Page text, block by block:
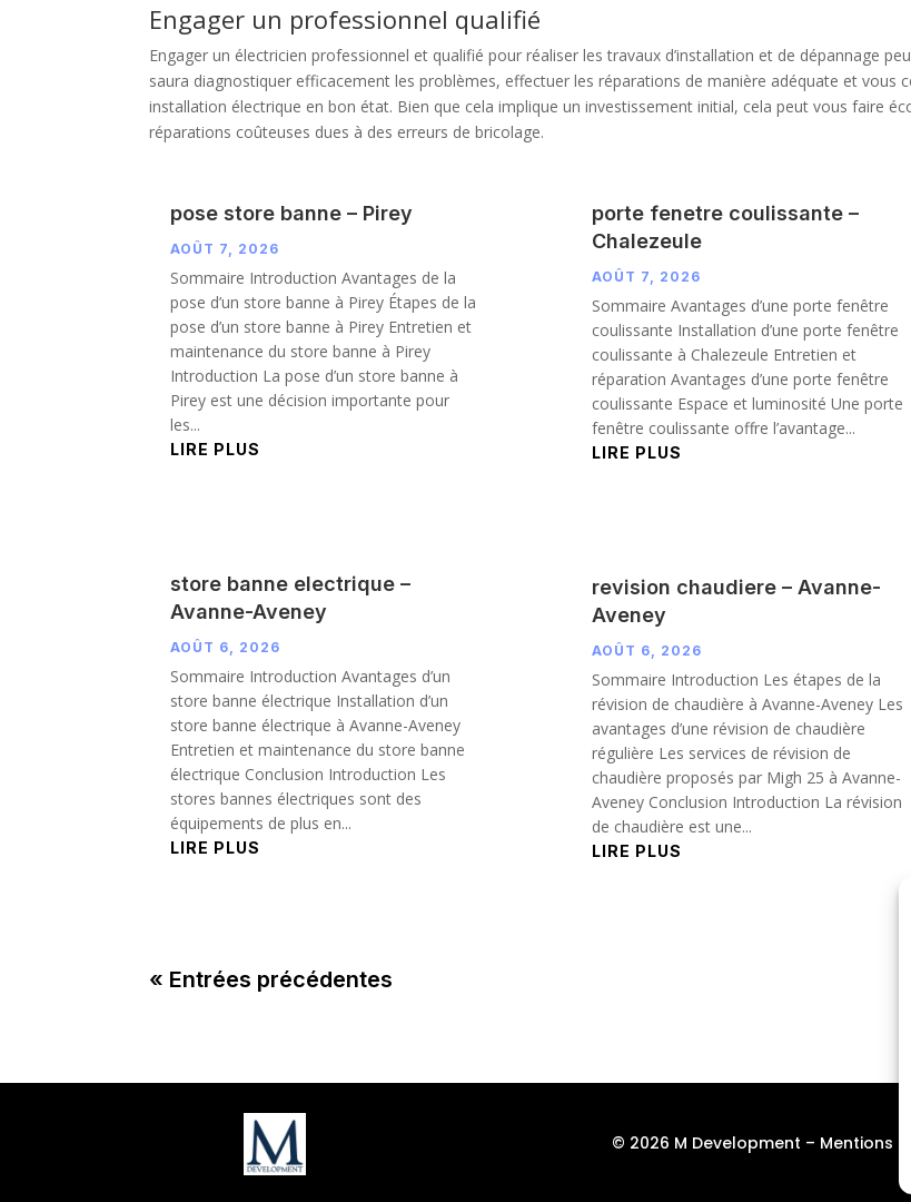
Engager un professionnel qualifié
Engager un électricien professionnel et qualifié pour réaliser les travaux d’installation et de dépannage
saura diagnostiquer efficacement les problèmes, effectuer les réparations de manière adéquate et vous
installation électrique en bon état. Bien que cela implique un investissement initial, cela peut vous faire
réparations coûteuses dues à des erreurs de bricolage.
pose store banne – Pirey
AOÛT 7, 2026
Sommaire Introduction Avantages de la
pose d’un store banne à Pirey Étapes de la
pose d’un store banne à Pirey Entretien et
maintenance du store banne à Pirey
Introduction La pose d’un store banne à
Pirey est une décision importante pour
les...
LIRE PLUS
store banne electrique –
Avanne-Aveney
AOÛT 6, 2026
Sommaire Introduction Avantages d’un
store banne électrique Installation d’un
store banne électrique à Avanne-Aveney
Entretien et maintenance du store banne
électrique Conclusion Introduction Les
stores bannes électriques sont des
équipements de plus en...
LIRE PLUS
porte fenetre coulissante –
Chalezeule
AOÛT 7, 2026
Sommaire Avantages d’une porte fenêtre
coulissante Installation d’une porte fenêtre
coulissante à Chalezeule Entretien et
réparation Avantages d’une porte fenêtre
coulissante Espace et luminosité Une porte
fenêtre coulissante offre l’avantage...
LIRE PLUS
revision chaudiere – Avanne-
Aveney
AOÛT 6, 2026
Sommaire Introduction Les étapes de la
révision de chaudière à Avanne-Aveney Les
avantages d’une révision de chaudière
régulière Les services de révision de
chaudière proposés par Migh 25 à Avanne-
Aveney Conclusion Introduction La révision
de chaudière est une...
LIRE PLUS
« Entrées précédentes
© 2026 M Development – Mentions